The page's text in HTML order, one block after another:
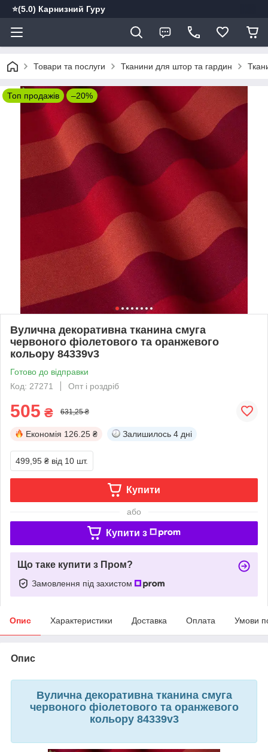
⭐️(5.0) Карнизний Гуру
Товари та послуги Тканини для штор та гардин
Топ продажів –20%
Вулична декоративна тканина смуга
червоного фіолетового та оранжевого
кольору 84339v3
Готово до відправки
Код: 27271
Опт і роздріб
505 ₴ 631,25 ₴
Економія 126.25 ₴ Залишилось 4 дні
499,95 ₴ від 10 шт.
Купити
або
Купити з
Що таке купити з Пром?
Замовлення під захистом
Опис Характеристики Доставка Оплата Умови
Опис
Вулична декоративна тканина смуга
червоного фіолетового та оранжевого
кольору 84339v3